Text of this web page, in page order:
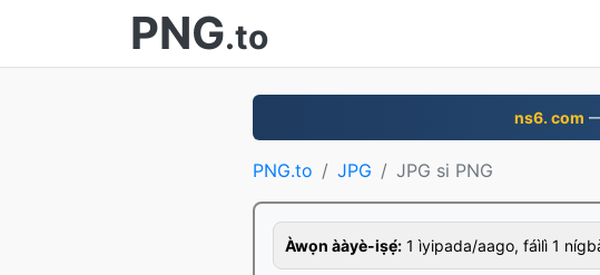
PNG.to
ns6. com
PNG.to JPG JPG si PNG
Àwọn ààyè-iṣẹ́: 1 ìyipada/aago, fáìlì 1